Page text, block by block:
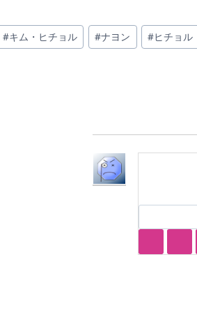
#キム・ヒチョル #ナヨン #ヒチョル